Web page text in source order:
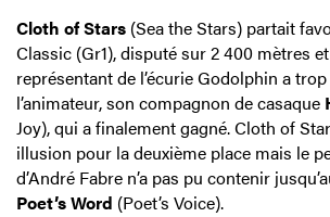
Cloth of Stars (Sea the Stars) partait
Classic (Gr1), disputé sur 2 400 mètres
représentant de l’écurie Godolphin a
l’animateur, son compagnon de casaque
Joy), qui a finalement gagné. Cloth of
illusion pour la deuxième place mais le
d’André Fabre n’a pas pu contenir
Poet’s Word (Poet’s Voice).